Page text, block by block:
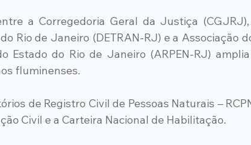
a Corregedoria Geral da Justiça
Rio de Janeiro (DETRAN-RJ) e a Associação
Estado do Rio de Janeiro (ARPEN-RJ)
fluminenses.
de Registro Civil de Pessoas Naturais –
Civil e a Carteira Nacional de Habilitação.